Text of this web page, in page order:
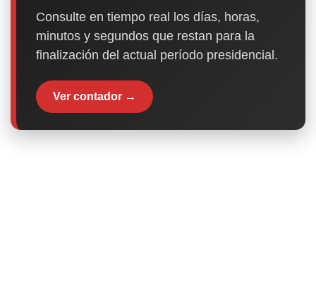
Consulte en tiempo real los días, horas,
minutos y segundos que restan para la
finalización del actual período presidencial.
Ver contador →